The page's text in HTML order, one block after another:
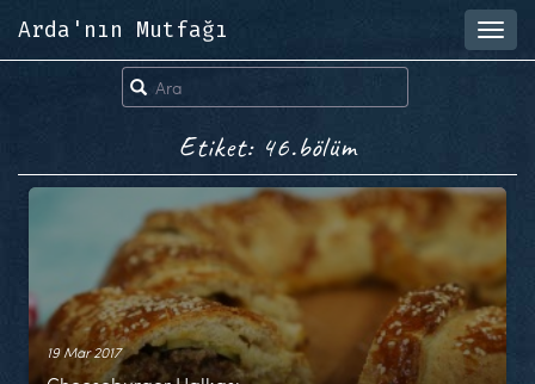
Arda'nın Mutfağı
Etiket: 46.bölüm
19 Mar 2017